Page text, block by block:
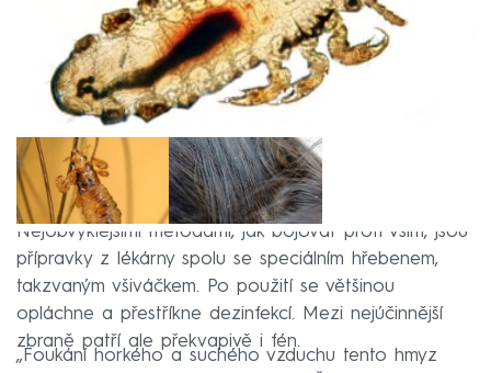
Nejobvyklejšími metodami, jak bojovat proti vším, jsou
přípravky z lékárny spolu se speciálním hřebenem,
takzvaným všiváčkem. Po použití se většinou
opláchne a přestříkne dezinfekcí. Mezi nejúčinnější
zbraně patří ale překvapivě i fén.
„Foukání horkého a suchého vzduchu tento hmyz